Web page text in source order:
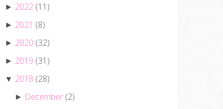
► 2022 (11)
► 2021 (8)
► 2020 (32)
► 2019 (31)
▼ 2018 (28)
► December (2)